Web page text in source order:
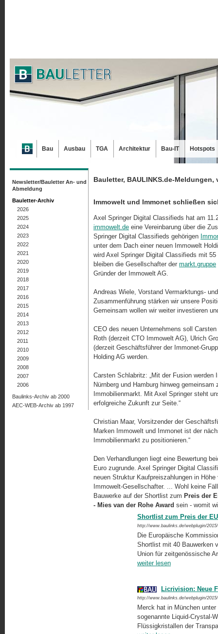
Bauletter, BAULINKS.de-Meldungen,
Immowelt und Immonet schließen
Axel Springer Digital Classifieds hat am
immowelt.de eine Vereinbarung über die
Springer Digital Classifieds gehörigen
unter dem Dach einer neuen Immowelt
wird Axel Springer Digital Classifieds mit
bleiben die Gesellschafter der markt.gruppe
Gründer der Immowelt AG.
Andreas Wiele, Vorstand Vermarktungs-
Zusammenführung stärken wir unsere
Gemeinsam wollen wir weiter investieren
CEO des neuen Unternehmens soll
Roth (derzeit CTO Immowelt AG), Ulrich
(derzeit Geschäftsführer der Immonet-
Holding AG werden.
Carsten Schlabritz: „Mit der Fusion
Nürnberg und Hamburg hinweg
Immobilienmarkt. Mit Axel Springer steht
erfolgreiche Zukunft zur Seite.“
Christian Maar, Vorsitzender der
Marken Immowelt und Immonet ist der
Immobilienmarkt zu positionieren.“
Den Verhandlungen liegt eine Bewertung
Euro zugrunde. Axel Springer Digital
neuen Struktur Kaufpreiszahlungen in
Immowelt-Gesellschafter. ... Wohl keine
Bauwerke auf der Shortlist zum Preis der
- Mies van der Rohe Award sein - womit
Shortlist zum Preis der
http://www.baulinks.de/webplugin/
Die Europäische
Shortlist mit 40 Bauwerken
Union für zeitgenössische
weiter lesen
Licrivision: Neue
http://www.baulinks.de/webplugin/
Merck hat in München
sogenannte Liquid-Crystal-
Flüssigkristallen der
Newsletter/Bauletter An- und
Abmeldung
Bauletter-Archiv
2026
2025
2024
2023
2022
2021
2020
2019
2018
2017
2016
2015
2014
2013
2012
2011
2010
2009
2008
2007
2006
Baulinks-Archiv ab 2000
AEC-WEB-Archiv ab 1997
Bau Ausbau TGA Architektur Bau-IT Hotspots